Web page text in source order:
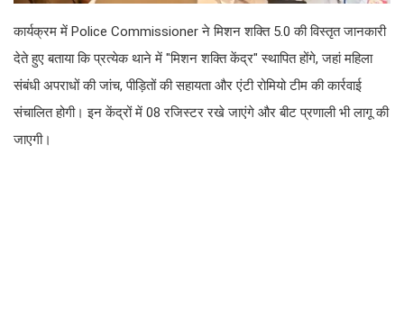
कार्यक्रम में Police Commissioner ने मिशन शक्ति 5.0 की विस्तृत जानकारी
देते हुए बताया कि प्रत्येक थाने में "मिशन शक्ति केंद्र" स्थापित होंगे, जहां महिला
संबंधी अपराधों की जांच, पीड़ितों की सहायता और एंटी रोमियो टीम की कार्रवाई
संचालित होगी। इन केंद्रों में 08 रजिस्टर रखे जाएंगे और बीट प्रणाली भी लागू की
जाएगी।